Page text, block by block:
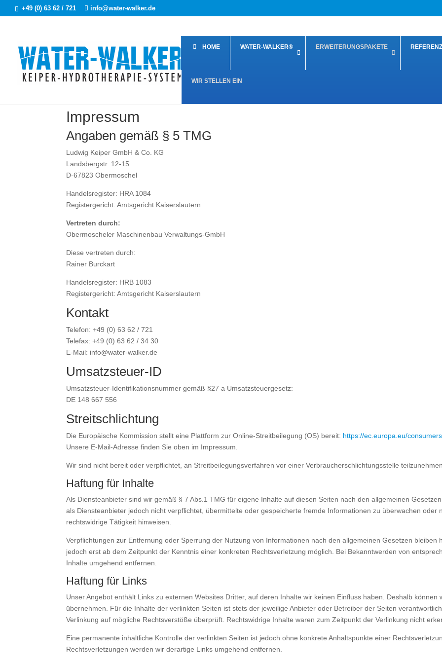
+49 (0) 63 62 / 721 info@water-walker.de
HOME WATER-WALKER® ERWEITERUNGSPAKETE
WIR STELLEN EIN
Impressum
Angaben gemäß § 5 TMG
Ludwig Keiper GmbH & Co. KG
Landsbergstr. 12-15
D-67823 Obermoschel
Handelsregister: HRA 1084
Registergericht: Amtsgericht Kaiserslautern
Vertreten durch:
Obermoscheler Maschinenbau Verwaltungs-GmbH
Diese vertreten durch:
Rainer Burckart
Handelsregister: HRB 1083
Registergericht: Amtsgericht Kaiserslautern
Kontakt
Telefon: +49 (0) 63 62 / 721
Telefax: +49 (0) 63 62 / 34 30
E-Mail: info@water-walker.de
Umsatzsteuer-ID
Umsatzsteuer-Identifikationsnummer gemäß §27 a Umsatzsteuergesetz:
DE 148 667 556
Streitschlichtung
Die Europäische Kommission stellt eine Plattform zur Online-Streitbeilegung (OS) bereit: https://ec.europa.eu/
Unsere E-Mail-Adresse finden Sie oben im Impressum.
Wir sind nicht bereit oder verpflichtet, an Streitbeilegungsverfahren vor einer Verbraucherschlichtungsstelle teilzunehmen.
Haftung für Inhalte
Als Diensteanbieter sind wir gemäß § 7 Abs.1 TMG für eigene Inhalte auf diesen Seiten nach den allgemeinen
als Diensteanbieter jedoch nicht verpflichtet, übermittelte oder gespeicherte fremde Informationen zu überwachen oder
rechtswidrige Tätigkeit hinweisen.
Verpflichtungen zur Entfernung oder Sperrung der Nutzung von Informationen nach den allgemeinen Gesetzen
jedoch erst ab dem Zeitpunkt der Kenntnis einer konkreten Rechtsverletzung möglich. Bei Bekanntwerden von
Inhalte umgehend entfernen.
Haftung für Links
Unser Angebot enthält Links zu externen Websites Dritter, auf deren Inhalte wir keinen Einfluss haben. Deshalb
übernehmen. Für die Inhalte der verlinkten Seiten ist stets der jeweilige Anbieter oder Betreiber der Seiten
Verlinkung auf mögliche Rechtsverstöße überprüft. Rechtswidrige Inhalte waren zum Zeitpunkt der Verlinkung nicht
Eine permanente inhaltliche Kontrolle der verlinkten Seiten ist jedoch ohne konkrete Anhaltspunkte einer
Rechtsverletzungen werden wir derartige Links umgehend entfernen.